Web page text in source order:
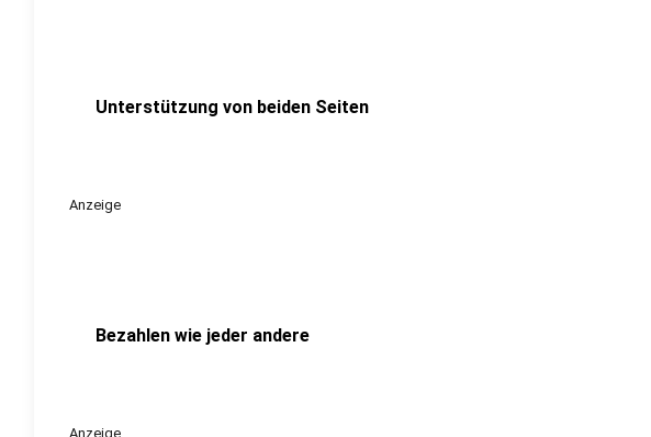
Unterstützung von beiden Seiten
Anzeige
Bezahlen wie jeder andere
Anzeige